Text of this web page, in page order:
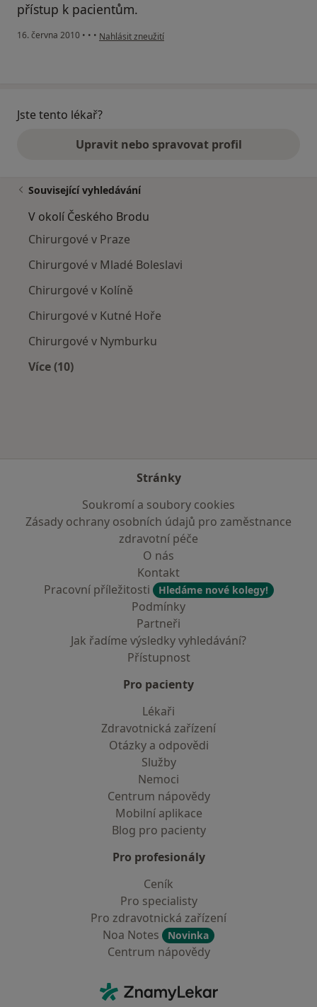
přístup k pacientům.
16. června 2010 • • • podle názoru uživatele Pacient
Nahlásit zneužití
Jste tento lékař?
Upravit nebo spravovat profil
Související vyhledávání
V okolí Českého Brodu
Chirurgové v Praze
Chirurgové v Mladé Boleslavi
Chirurgové v Kolíně
Chirurgové v Kutné Hoře
Chirurgové v Nymburku
Více (10)
Stránky
Soukromí a soubory cookies
Zásady ochrany osobních údajů pro zaměstnance
zdravotní péče
O nás
Kontakt
Pracovní příležitosti
Hledáme nové kolegy!
Podmínky
Partneři
Jak řadíme výsledky vyhledávání?
Přístupnost
Pro pacienty
Lékaři
Zdravotnická zařízení
Otázky a odpovědi
Služby
Nemoci
Centrum nápovědy
Mobilní aplikace
Blog pro pacienty
Pro profesionály
Ceník
Pro specialisty
Pro zdravotnická zařízení
Noa Notes
Novinka
Centrum nápovědy
ZnamyLekar - Hlavní stránka